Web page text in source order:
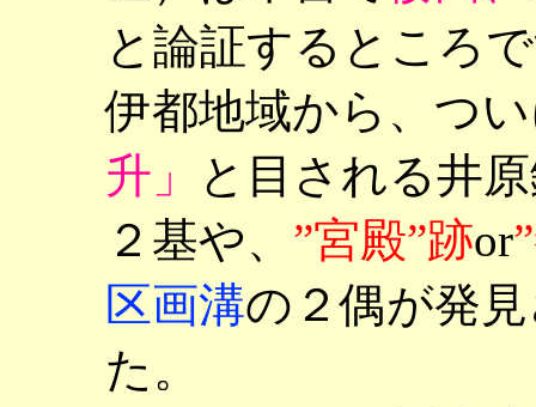
と論証するところ
伊都地域から、つ
升」
と目される井
２基や、 ”宮殿”跡or
区画溝の２偶が発
た。